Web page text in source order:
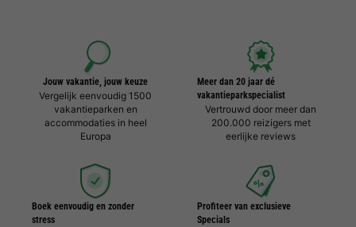
Jouw vakantie, jouw keuze
Vergelijk eenvoudig 1500
vakantieparken en
accommodaties in heel
Europa
Meer dan 20 jaar dé
vakantieparkspecialist
Vertrouwd door meer dan
200.000 reizigers met
eerlijke reviews
Boek eenvoudig en zonder
stress
Profiteer van exclusieve
Specials